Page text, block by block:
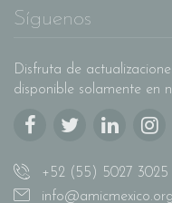
Síguenos
Disfruta de
disponible solamente en
+52 (55) 5027 3025